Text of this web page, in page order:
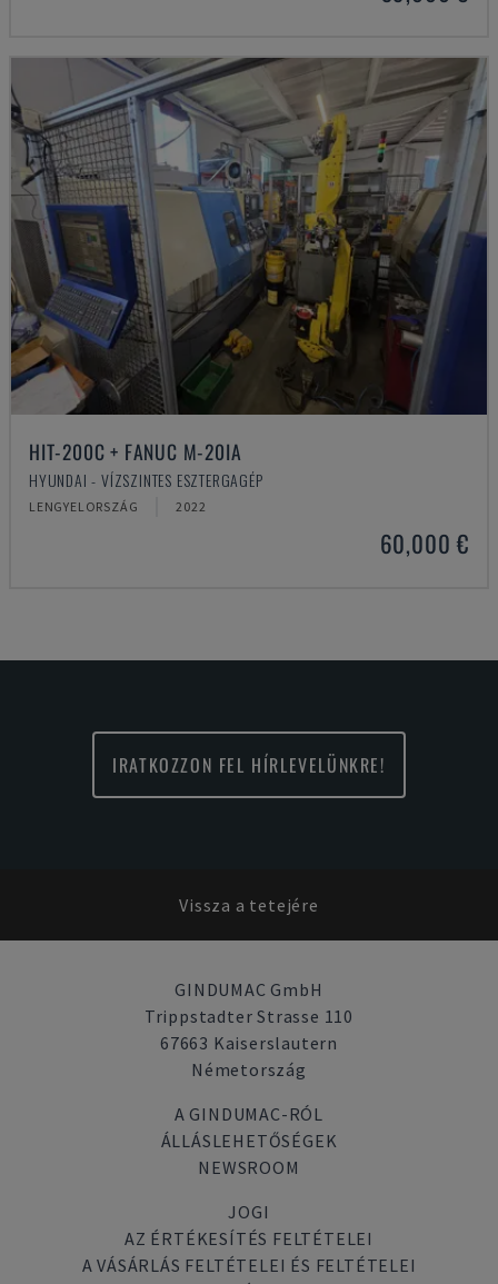
HIT-200C + FANUC M-20IA
HYUNDAI - VÍZSZINTES ESZTERGAGÉP
LENGYELORSZÁG 2022
60,000 €
IRATKOZZON FEL HÍRLEVELÜNKRE!
Vissza a tetejére
GINDUMAC GmbH
Trippstadter Strasse 110
67663 Kaiserslautern
Németország
A GINDUMAC-RÓL
ÁLLÁSLEHETŐSÉGEK
NEWSROOM
JOGI
AZ ÉRTÉKESÍTÉS FELTÉTELEI
A VÁSÁRLÁS FELTÉTELEI ÉS FELTÉTELEI